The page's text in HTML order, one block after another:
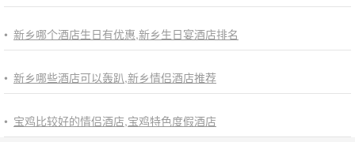
• 新乡哪个酒店生日有优惠,新乡生日宴酒店排名
• 新乡哪些酒店可以轰趴,新乡情侣酒店推荐
• 宝鸡比较好的情侣酒店,宝鸡特色度假酒店